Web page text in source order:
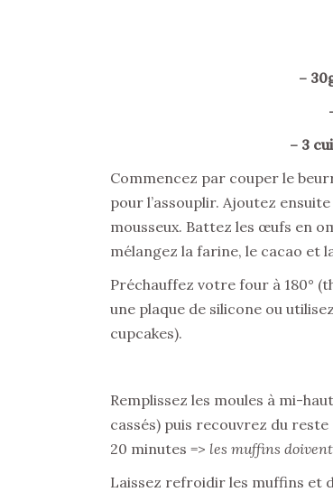
–
– 3
Commencez par couper le
pour l’assouplir. Ajoutez
mousseux. Battez les œufs en
mélangez la farine, le cacao et
Préchauffez votre four à 180°
une plaque de silicone ou
cupcakes).
Remplissez les moules à mi-
cassés) puis recouvrez du
20 minutes => les muffins
Laissez refroidir les muffins et